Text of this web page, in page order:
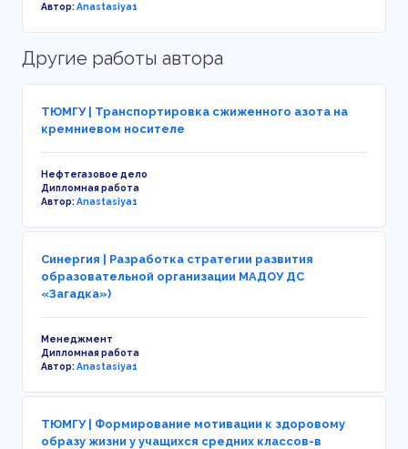
Автор:Anastasiya1
Другие работы автора
ТЮМГУ | Транспортировка сжиженного азота на
кремниевом носителе
Нефтегазовое дело
Дипломная работа
Автор:Anastasiya1
Синергия | Разработка стратегии развития
образовательной организации МАДОУ ДС
«Загадка»)
Менеджмент
Дипломная работа
Автор:Anastasiya1
ТЮМГУ | Формирование мотивации к здоровому
образу жизни у учащихся средних классов-в